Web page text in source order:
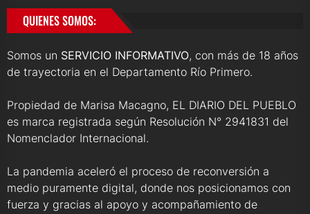
QUIENES SOMOS:
Somos un SERVICIO INFORMATIVO, con más de 18 años
de trayectoria en el Departamento Río Primero.
Propiedad de Marisa Macagno, EL DIARIO DEL PUEBLO
es marca registrada según Resolución N° 2941831 del
Nomenclador Internacional.
La pandemia aceleró el proceso de reconversión a
medio puramente digital, donde nos posicionamos con
fuerza y gracias al apoyo y acompañamiento de